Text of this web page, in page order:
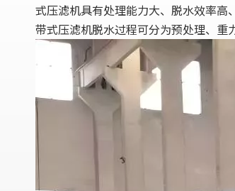
式压滤机具有处理能力大、脱水效率高
带式压滤机脱水过程可分为预处理、重